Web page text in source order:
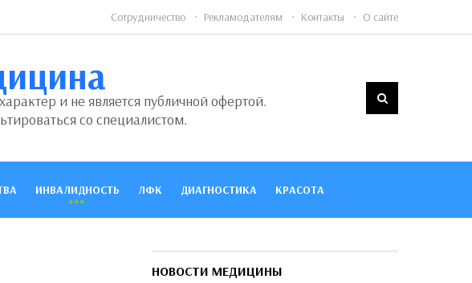
Сотрудничество Рекламодателям Контакты О сайте
и не является публичной офертой.
со специалистом.
ИНВАЛИДНОСТЬ ЛФК ДИАГНОСТИКА КРАСОТА
НОВОСТИ МЕДИЦИНЫ